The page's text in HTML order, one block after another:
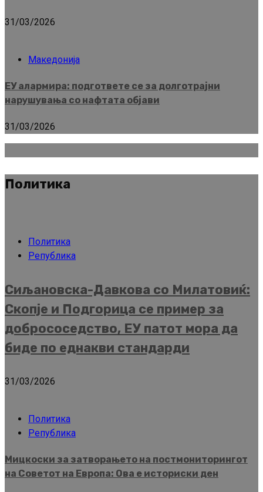
31/03/2026
Македонија
ЕУ алармира: подгответе се за долготрајни
нарушувања со нафтата објави
31/03/2026
Политика
Политика
Република
Сиљановска-Давкова со Милатовиќ:
Скопје и Подгорица се пример за
добрососедство, ЕУ патот мора да
биде по еднакви стандарди
31/03/2026
Политика
Република
Мицкоски за затворањето на постмониторингот
на Советот на Европа: Ова е историски ден